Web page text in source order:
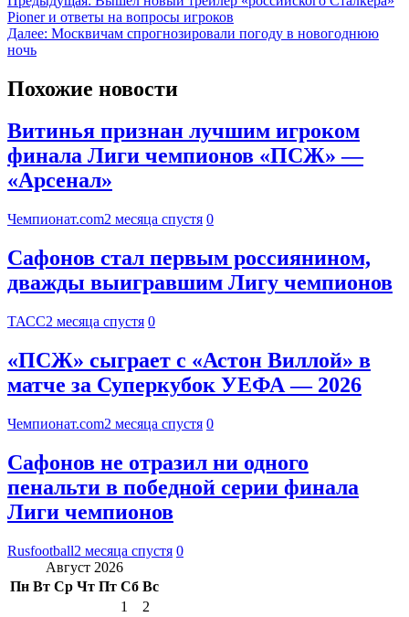
Pioner и ответы на вопросы игроков
Далее: Москвичам спрогнозировали погоду в новогоднюю
ночь
Похожие новости
Витинья признан лучшим игроком
финала Лиги чемпионов «ПСЖ» —
«Арсенал»
Чемпионат.com2 месяца спустя 0
Сафонов стал первым россиянином,
дважды выигравшим Лигу чемпионов
ТАСС2 месяца спустя 0
«ПСЖ» сыграет с «Астон Виллой» в
матче за Суперкубок УЕФА — 2026
Чемпионат.com2 месяца спустя 0
Сафонов не отразил ни одного
пенальти в победной серии финала
Лиги чемпионов
Rusfootball2 месяца спустя 0
Август 2026
Пн Вт Ср Чт Пт Сб Вс
1
2